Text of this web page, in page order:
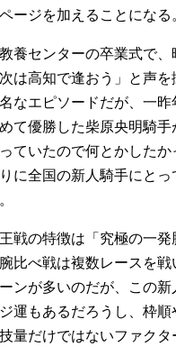
ージを加えることになる
養センターの卒業式で、
は高知で逢おう」と声
なエピソードだが、一
て優勝した柴原央明騎
ていたので何とかしたか
に全国の新人騎手にと
戦の特徴は「究極の一発
比べ戦は複数レースを
ンが多いのだが、この新
運もあるだろうし、枠
量だけではないファク